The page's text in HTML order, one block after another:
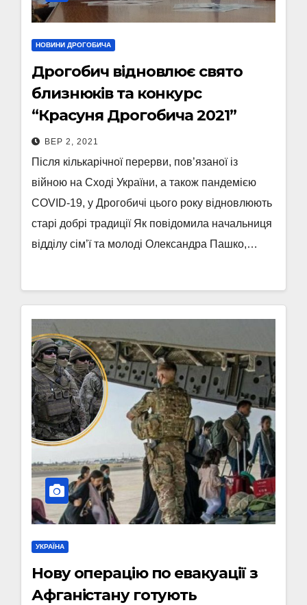
НОВИНИ ДРОГОБИЧА
Дрогобич відновлює свято
близнюків та конкурс
“Красуня Дрогобича 2021”
ВЕР 2, 2021
Після кількарічної перерви, пов’язаної із
війною на Сході України, а також пандемією
COVID-19, у Дрогобичі цього року відновлюють
старі добрі традиції Як повідомила начальниця
відділу сім’ї та молоді Олександра Пашко,…
УКРАЇНА
Нову операцію по евакуації з
Афганістану готують